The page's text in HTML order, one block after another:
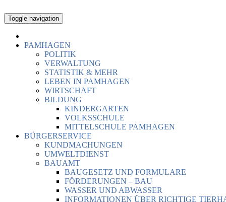
Toggle navigation
PAMHAGEN
POLITIK
VERWALTUNG
STATISTIK & MEHR
LEBEN IN PAMHAGEN
WIRTSCHAFT
BILDUNG
KINDERGARTEN
VOLKSSCHULE
MITTELSCHULE PAMHAGEN
BÜRGERSERVICE
KUNDMACHUNGEN
UMWELTDIENST
BAUAMT
BAUGESETZ UND FORMULARE
FÖRDERUNGEN – BAU
WASSER UND ABWASSER
INFORMATIONEN ÜBER RICHTIGE